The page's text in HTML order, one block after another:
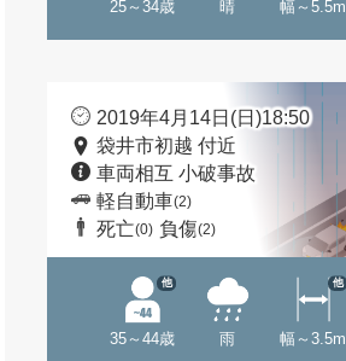
25～34歳 晴 幅～5.5m
2019年4月14日(日)18:50
袋井市初越 付近
車両相互 小破事故
軽自動車(2)
死亡(0) 負傷(2)
35～44歳
他
雨 幅～3.5m
他